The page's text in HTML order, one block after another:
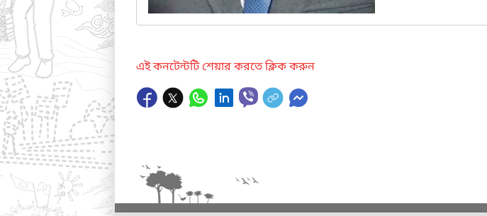
এই কনটেন্টটি শেয়ার করতে ক্লিক করুন